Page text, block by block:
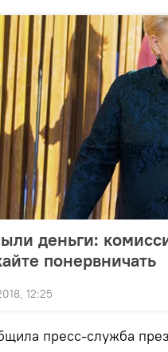
деньги:
понервничать
12:25
пресс-служба